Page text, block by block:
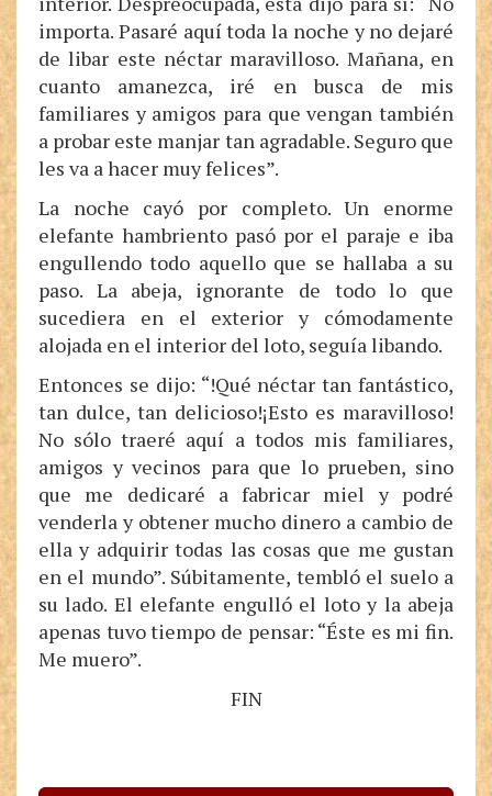
importa. Pasaré aquí toda la noche y no dejaré
de libar este néctar maravilloso. Mañana, en
cuanto amanezca, iré en busca de mis
familiares y amigos para que vengan también
a probar este manjar tan agradable. Seguro que
les va a hacer muy felices”.
La noche cayó por completo. Un enorme
elefante hambriento pasó por el paraje e iba
engullendo todo aquello que se hallaba a su
paso. La abeja, ignorante de todo lo que
sucediera en el exterior y cómodamente
alojada en el interior del loto, seguía libando.
Entonces se dijo: “!Qué néctar tan fantástico,
tan dulce, tan delicioso!¡Esto es maravilloso!
No sólo traeré aquí a todos mis familiares,
amigos y vecinos para que lo prueben, sino
que me dedicaré a fabricar miel y podré
venderla y obtener mucho dinero a cambio de
ella y adquirir todas las cosas que me gustan
en el mundo”. Súbitamente, tembló el suelo a
su lado. El elefante engulló el loto y la abeja
apenas tuvo tiempo de pensar: “Éste es mi fin.
Me muero”.
FIN